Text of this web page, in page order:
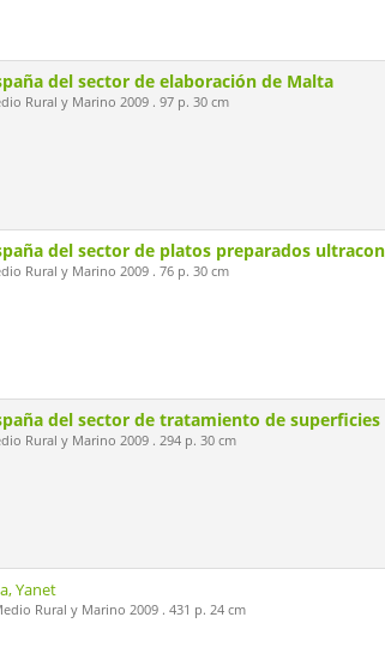
del sector de elaboración de Malta
Rural y Marino 2009 . 97 p. 30 cm
del sector de platos preparados
Rural y Marino 2009 . 76 p. 30 cm
del sector de tratamiento de
Rural y Marino 2009 . 294 p. 30 cm
Yanet
Rural y Marino 2009 . 431 p. 24 cm